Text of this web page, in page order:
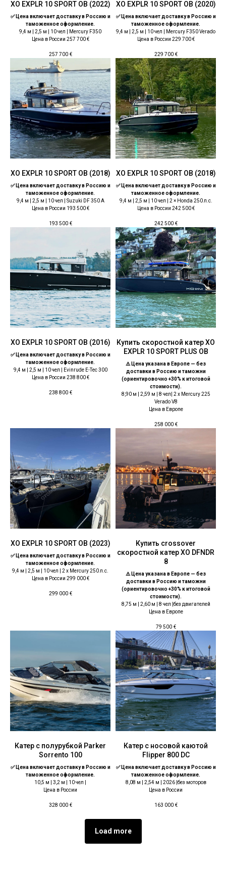
ХО EXPLR 10 SPORT OB (2022)
✅ Цена включает доставку в Россию и
таможенное оформление.
9,4 м | 2,5 м | 10 чел | Mercury F350
Цена в России 257 700 €
257 700 €
ХО EXPLR 10 SPORT OB (2020)
✅ Цена включает доставку в Россию и
таможенное оформление.
9,4 м | 2,5 м | 10 чел | Mercury F350 Verado
Цена в России 229 700 €
229 700 €
ХО EXPLR 10 SPORT OB (2018)
✅ Цена включает доставку в Россию и
таможенное оформление.
9,4 м | 2,5 м | 10 чел | Suzuki DF 350 A
Цена в России 193 500 €
193 500 €
ХО EXPLR 10 SPORT OB (2018)
✅ Цена включает доставку в Россию и
таможенное оформление.
9,4 м | 2,5 м | 10 чел | 2 × Honda 250 л.с.
Цена в России 242 500 €
242 500 €
ХО EXPLR 10 SPORT OB (2016)
✅ Цена включает доставку в Россию и
таможенное оформление.
9,4 м | 2,5 м | 10 чел | Evinrude E-Tec 300
Цена в России 238 800 €
238 800 €
Купить скоростной катер ХО
EXPLR 10 SPORT PLUS OB
⚠️ Цена указана в Европе — без
доставки в Россию и таможни
(ориентировочно +30% к итоговой
стоимости).
8,90 м | 2,59 м | 8 чел| 2 x Mercury 225
Verado V8
Цена в Европе
258 000 €
ХО EXPLR 10 SPORT OB (2023)
✅ Цена включает доставку в Россию и
таможенное оформление.
9,4 м | 2,5 м | 10 чел | 2 x Mercury 250 л.с.
Цена в России 299 000 €
299 000 €
Купить crossover
скоростной катер ХО DFNDR
8
⚠️ Цена указана в Европе — без
доставки в Россию и таможни
(ориентировочно +30% к итоговой
стоимости).
8,75 м | 2,60 м | 8 чел |без двигателей
Цена в Европе
79 500 €
Катер с полурубкой Parker
Sorrento 100
✅ Цена включает доставку в Россию и
таможенное оформление.
10,5 м | 3,2 м | 10 чел |
Цена в России
328 000 €
Катер с носовой каютой
Flipper 800 DC
✅ Цена включает доставку в Россию и
таможенное оформление.
8,08 м | 2,54 м | 2026 |без моторов
Цена в России
163 000 €
Load more